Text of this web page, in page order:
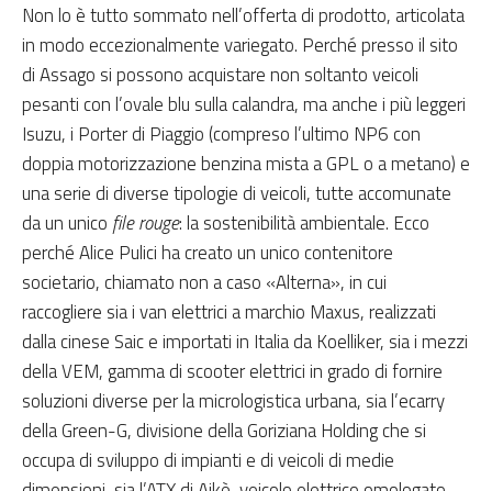
Non lo è tutto sommato nell’offerta di prodotto, articolata
in modo eccezionalmente variegato. Perché presso il sito
di Assago si possono acquistare non soltanto veicoli
pesanti con l’ovale blu sulla calandra, ma anche i più leggeri
Isuzu, i Porter di Piaggio (compreso l’ultimo NP6 con
doppia motorizzazione benzina mista a GPL o a metano) e
una serie di diverse tipologie di veicoli, tutte accomunate
da un unico file rouge: la sostenibilità ambientale. Ecco
perché Alice Pulici ha creato un unico contenitore
societario, chiamato non a caso «Alterna», in cui
raccogliere sia i van elettrici a marchio Maxus, realizzati
dalla cinese Saic e importati in Italia da Koelliker, sia i mezzi
della VEM, gamma di scooter elettrici in grado di fornire
soluzioni diverse per la micrologistica urbana, sia l’ecarry
della Green-G, divisione della Goriziana Holding che si
occupa di sviluppo di impianti e di veicoli di medie